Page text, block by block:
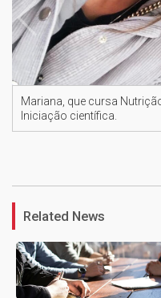
Mariana, que cursa
Iniciação científica.
Related News